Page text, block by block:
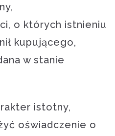
o których istnieniu
kupującego,
w stanie
istotny,
oświadczenie o